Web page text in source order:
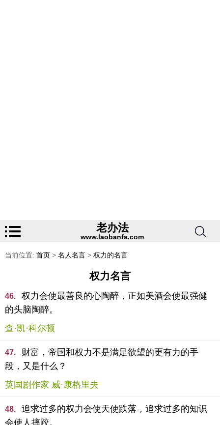
老办法
www.laobanfa.com
当前位置: 首页 > 名人名言 > 权力的名言
权力名言
46.
权力会使最善良的心陶醉，正如美酒会使最强健
的头脑陶醉。
查·凯·科尔顿
47.
财富，帝国和权力不是满足欲望的更有力的手
段，又是什么？
英国剧作家 威·康格里夫
48.
追求过多的权力会使天使跌落，追求过多的知识
会使人摔跤。